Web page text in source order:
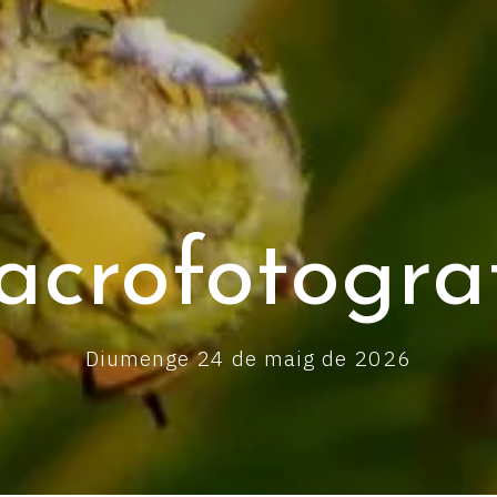
Diumenge 24 de maig de 2026